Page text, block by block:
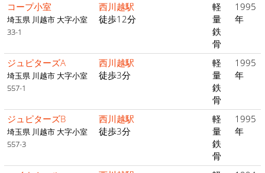
コープ小室
埼玉県 川越市 大字小室
33-1
西川越駅
徒歩12分
軽
量
鉄
骨
1995
年
ジュピターズA
埼玉県 川越市 大字小室
557-1
西川越駅
徒歩3分
軽
量
鉄
骨
1995
年
ジュピターズB
埼玉県 川越市 大字小室
557-3
西川越駅
徒歩3分
軽
量
鉄
骨
1995
年